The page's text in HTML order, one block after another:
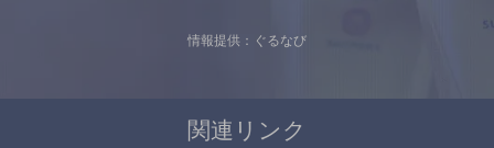
情報提供：ぐるなび
関連リンク